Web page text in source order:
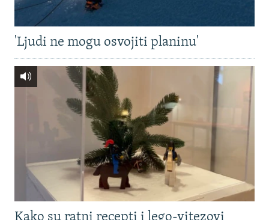
'Ljudi ne mogu osvojiti planinu'
Kako su ratni recepti i lego-vitezovi